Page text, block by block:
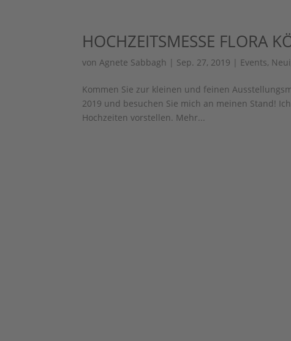
HOCHZEITSMESSE FLORA
vonAgnete Sabbagh | Sep. 27, 2019 | Events,
Kommen Sie zur kleinen und feinen
2019 und besuchen Sie mich an meinen Stand!
Hochzeiten vorstellen. Mehr...